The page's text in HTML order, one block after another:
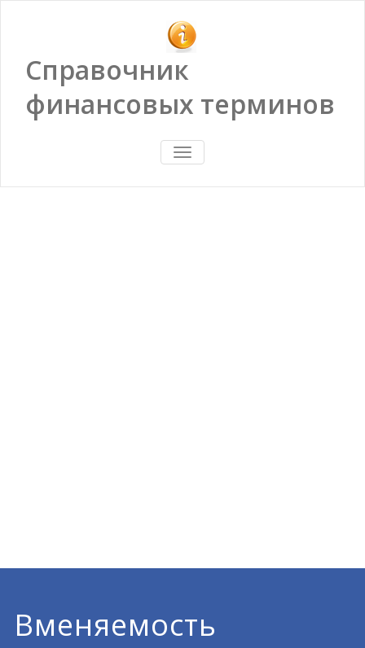
Справочник
финансовых терминов
ПОКАЗАТЬ/
СКРЫТЬ
Вменяемость